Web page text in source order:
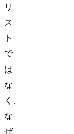
リ
ス
ト
で
は
な
く、
な
ぜ